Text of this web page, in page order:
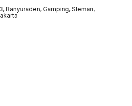
Banyuraden, Gamping, Sleman,